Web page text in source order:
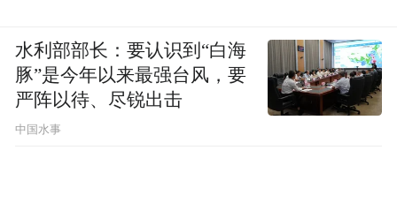
水利部部长：要认识到“白海
豚”是今年以来最强台风，要
严阵以待、尽锐出击
中国水事